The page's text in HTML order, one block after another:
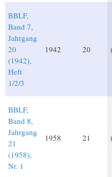
BBLF,
Band 7,
Jahrgang
20
(1942),
Heft
1/2/3
1942 20
BBLF,
Band 8,
Jahrgang
21
(1958),
Nr. 1
1958 21